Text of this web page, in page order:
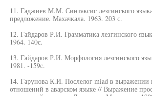
11. Гаджиев М.М. Синтаксис лезгинского
предложение. Махачкала. 1963. 203 с.
12. Гайдаров Р.И. Грамматика лезгинского
1964. 140с.
13. Гайдаров Р.И. Морфология лезгинского
1981. -159с.
14. Гарунова К.И. Послелог miad в выражении
отношений в аварском языке // Выражение